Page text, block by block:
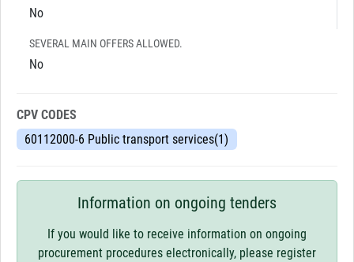
No
SEVERAL MAIN OFFERS ALLOWED.
No
CPV CODES
60112000-6 Public transport services(1)
Information on ongoing tenders
If you would like to receive information on ongoing
procurement procedures electronically, please register